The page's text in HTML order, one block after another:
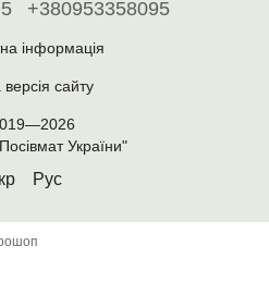
+380953358095
інформація
сайту
України"
Рус